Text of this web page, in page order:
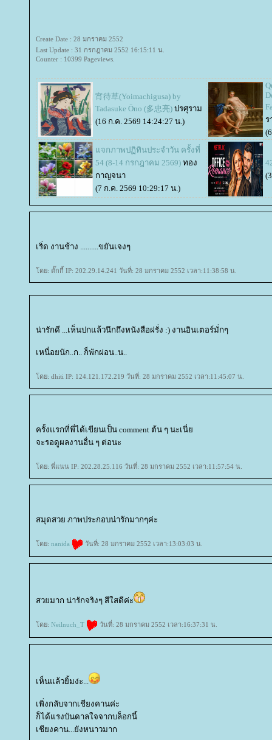
Create Date : 28 มกราคม 2552
Last Update : 31 กรกฎาคม 2552 16:15:11 น.
Counter : 10399 Pageviews.
宵待草(Yoimachigusa) by
Tadasuke Ōno (多忠亮) ปรศุราม
(16 ก.ค. 2569 14:24:27 น.)
ร
จกภาพปฏิทินประจำวัน ครั้งที่
54 (8-14 กรกฎาคม 2569) ทอง
กาญจนา
(7 ก.ค. 2569 10:29:17 น.)
เริ่ด งานช้าง ..........ขยันเจงๆ
ดย: ตั๊กกี้ IP: 202.29.14.241 วันที่: 28 มกราคม 2552 เวลา:11:38:58 น.
น่ารักดี ...เห็นปกแล้วนึกถึงหนังสือฝรั่ง :) งานอินเตอร์มั่กๆ
เหนื่อยนัก..ก.. ก็พักผ่อน..น..
ดย: dhiti IP: 124.121.172.219 วันที่: 28 มกราคม 2552 เวลา:11:45:07 น.
ครั้งแรกที่พี่ได้เขียนเป็น comment ต้น ๆ นะเนี่
จะรอดูผลงานอื่น ๆ ต่อนะ
ดย: พี่แนน IP: 202.28.25.116 วันที่: 28 มกราคม 2552 เวลา:11:57:54 น.
สมุดสวย ภาพประกอบน่ารักมากๆค่ะ
ดย: nanida วันที่: 28 มกราคม 2552 เวลา:13:03:03 น.
สวยมาก น่ารักจริงๆ สีใสดีค่ะ
ดย: Neilnuch_T วันที่: 28 มกราคม 2552 เวลา:16:37:31 น.
เห็นแล้วยิ้มง่ะ...
เพิ่งกลับจากเชียงคานค่ะ
ก็ได้แรงบันดาลใจจากบล็อกนี้
เชียงคาน...ยังหนาวมาก